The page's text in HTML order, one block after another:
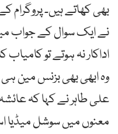
بھی کھاتے ہیں۔ پروگرام
نے ایک سوال کے جواب
اداکار نہ ہوتے تو
وہ ابھی بھی بزنس مین
علی طاہر نے کہا کہ
معنوں میں سوشل میڈیا